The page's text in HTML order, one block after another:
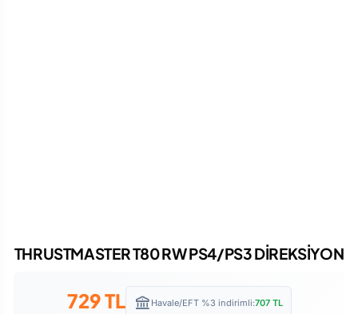
THRUSTMASTER T80 RW PS4/PS3 DİREKSİYON
729TL Havale/EFT %3 indirimli:707TL